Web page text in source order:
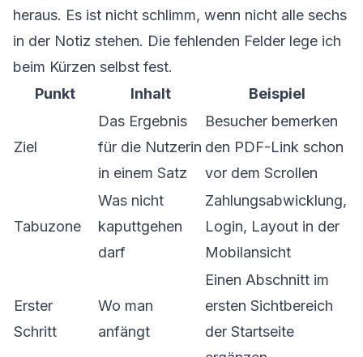
heraus. Es ist nicht schlimm, wenn nicht alle sechs
in der Notiz stehen. Die fehlenden Felder lege ich
beim Kürzen selbst fest.
Punkt
Inhalt Beispiel
Ziel
Das Ergebnis
für die Nutzerin
in einem Satz
Besucher bemerken
den PDF-Link schon
vor dem Scrollen
Tabuzone
Was nicht
kaputtgehen
darf
Zahlungsabwicklung,
Login, Layout in der
Mobilansicht
Erster
Schritt
Wo man
anfängt
Einen Abschnitt im
ersten Sichtbereich
der Startseite